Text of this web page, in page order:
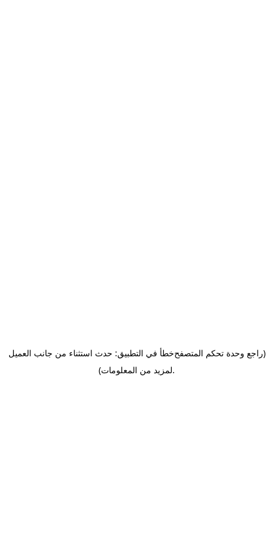
خطأ في التطبيق: حدث استثناء من جانب العميل(راجع وحدة تحكم المتصفح
لمزيد من المعلومات).